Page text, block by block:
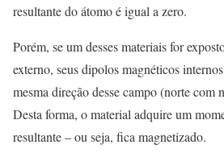
resultante do átomo é igual a zero.
Porém, se um desses materiais for
externo, seus dipolos magnéticos
mesma direção desse campo (norte com
Desta forma, o material adquire um
resultante – ou seja, fica magnetizado.